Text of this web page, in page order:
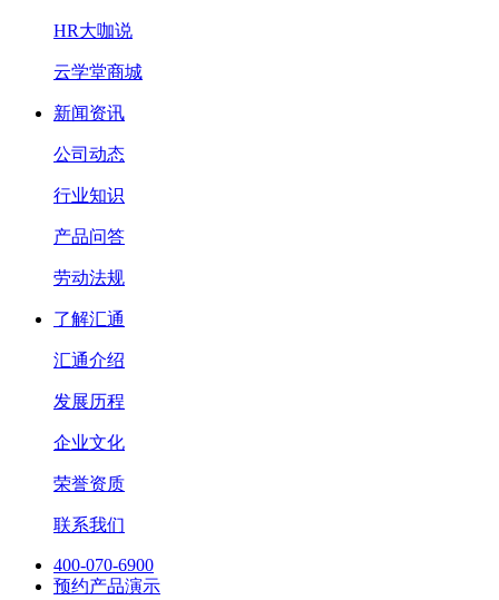
HR大咖说
云学堂商城
新闻资讯
公司动态
行业知识
产品问答
劳动法规
了解汇通
汇通介绍
发展历程
企业文化
荣誉资质
联系我们
400-070-6900
预约产品演示